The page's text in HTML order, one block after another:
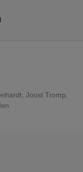
, Joost Tromp,